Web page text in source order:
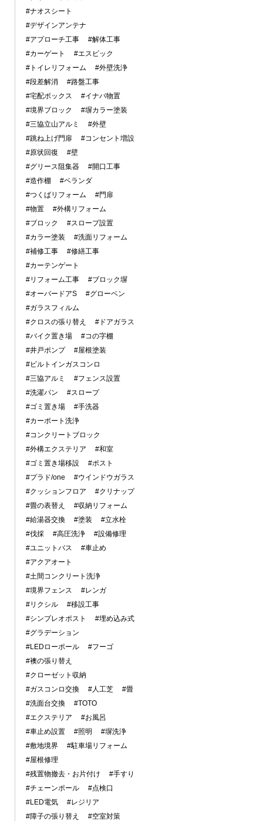
#ナオスシート
#デザインアンテナ
#アプローチ工事
#解体工事
#カーゲート
#エスビック
#トイレリフォーム
#外壁洗浄
#段差解消
#路盤工事
#宅配ボックス
#イナバ物置
#境界ブロック
#塀カラー塗装
#三協立山アルミ
#外壁
#跳ね上げ門扉
#コンセント増設
#原状回復
#壁
#グリース阻集器
#開口工事
#造作棚
#ベランダ
#つくばリフォーム
#門扉
#物置
#外構リフォーム
#ブロック
#スロープ設置
#カラー塗装
#洗面リフォーム
#補修工事
#修繕工事
#カーテンゲート
#リフォーム工事
#ブロック塀
#オーバードアS
#グローベン
#ガラスフィルム
#クロスの張り替え
#ドアガラス
#バイク置き場
#コの字棚
#井戸ポンプ
#屋根塗装
#ビルトインガスコンロ
#三協アルミ
#フェンス設置
#洗濯パン
#スロープ
#ゴミ置き場
#手洗器
#カーポート洗浄
#コンクリートブロック
#外構エクステリア
#和室
#ゴミ置き場移設
#ポスト
#プラド/one
#ウインドウガラス
#クッションフロア
#クリナップ
#畳の表替え
#収納リフォーム
#給湯器交換
#塗装
#立水栓
#伐採
#高圧洗浄
#設備修理
#ユニットバス
#車止め
#アクアオート
#土間コンクリート洗浄
#境界フェンス
#レンガ
#リクシル
#移設工事
#シンプレオポスト
#埋め込み式
#グラデーション
#LEDローポール
#フーゴ
#襖の張り替え
#クローゼット収納
#ガスコンロ交換
#人工芝
#畳
#洗面台交換
#TOTO
#エクステリア
#お風呂
#車止め設置
#照明
#塀洗浄
#敷地境界
#駐車場リフォーム
#屋根修理
#残置物撤去・お片付け
#手すり
#チェーンポール
#点検口
#LED電気
#レジリア
#障子の張り替え
#空室対策